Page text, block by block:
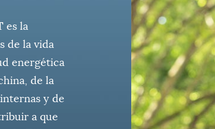
es la
de la vida
energética
de la
y de
a que